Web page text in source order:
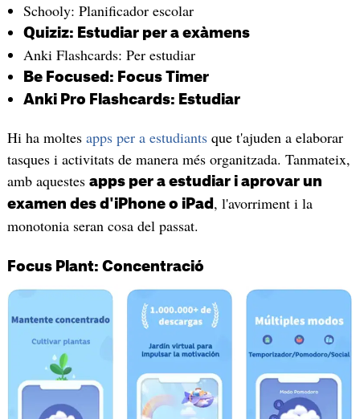
Schooly: Planificador escolar
Quiziz: Estudiar per a exàmens
Anki Flashcards: Per estudiar
Be Focused: Focus Timer
Anki Pro Flashcards: Estudiar
Hi ha moltes apps per a estudiantsque t'ajuden a elaborar
tasques i activitats de manera més organitzada. Tanmateix,
amb aquestes apps per a estudiar i aprovar un
examen des d'iPhone o iPad , l'avorriment i la
monotonia seran cosa del passat.
Focus Plant: Concentració